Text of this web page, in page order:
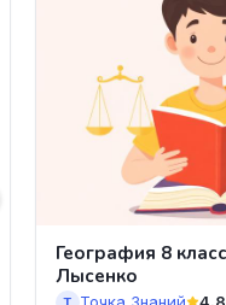
География 8
Лысенко